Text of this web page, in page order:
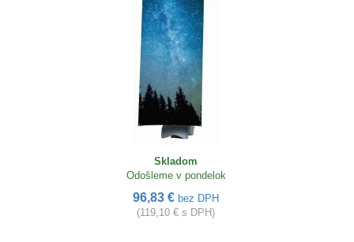
Skladom
Odošleme v pondelok
96,83 € bez DPH
(119,10 € s DPH)